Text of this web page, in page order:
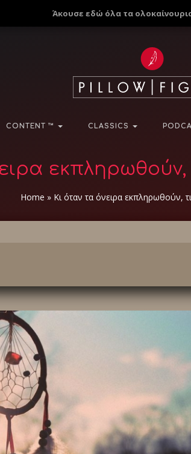
Άκουσε εδώ όλα τα
CONTENT ™ CLASSICS
εκπληρωθούν,
Home » Κι όταν τα όνειρα εκπληρωθούν,